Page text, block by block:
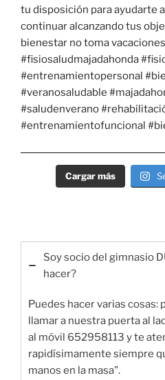
Cargar más
Soy socio del gimnasio
hacer?
Puedes hacer varias
llamar a nuestra puerta al
al móvil 652958113 y te
rapidísimamente siempre
manos en la masa".